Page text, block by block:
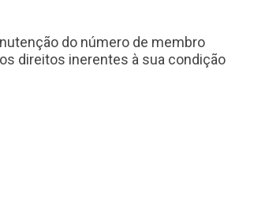
do número de membro
direitos inerentes à sua condição